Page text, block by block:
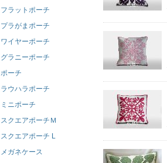
フラットポーチ
プラがまポーチ
ワイヤーポーチ
グラニーポーチ
ポーチ
ラウハラポーチ
ミニポーチ
スクエアポーチＭ
スクエアポーチ L
メガネケース